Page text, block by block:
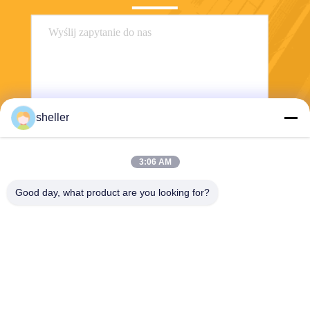
sheller
3:06 AM
Good day, what product are you looking for?